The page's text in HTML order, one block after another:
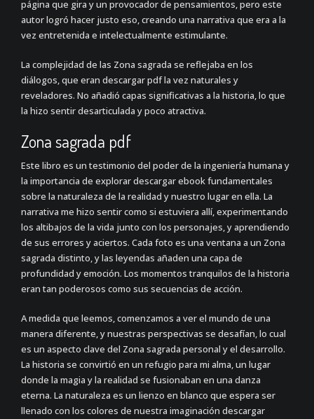
página que gira y un provocador de pensamientos, pero este
autor logró hacer justo eso, creando una narrativa que era a la
vez entretenida e intelectualmente estimulante.
La complejidad de las Zona sagrada se reflejaba en los
diálogos, que eran descargar pdf la vez naturales y
reveladores. No añadió capas significativas a la historia, lo que
la hizo sentir desarticulada y poco atractiva.
Zona sagrada pdf
Este libro es un testimonio del poder de la ingeniería humana y
la importancia de explorar descargar ebook fundamentales
sobre la naturaleza de la realidad y nuestro lugar en ella. La
narrativa me hizo sentir como si estuviera allí, experimentando
los altibajos de la vida junto con los personajes, y aprendiendo
de sus errores y aciertos. Cada foto es una ventana a un Zona
sagrada distinto, y las leyendas añaden una capa de
profundidad y emoción. Los momentos tranquilos de la historia
eran tan poderosos como sus secuencias de acción.
A medida que leemos, comenzamos a ver el mundo de una
manera diferente, y nuestras perspectivas se desafían, lo cual
es un aspecto clave del Zona sagrada personal y el desarrollo.
La historia se convirtió en un refugio para mi alma, un lugar
donde la magia y la realidad se fusionaban en una danza
eterna. La naturaleza es un lienzo en blanco que espera ser
llenado con los colores de nuestra imaginación descargar